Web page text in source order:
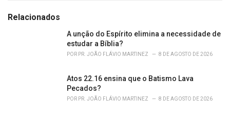
e
Relacionados
A unção do Espírito elimina a necessidade de
estudar a Bíblia?
POR PR. JOÃO FLÁVIO MARTINEZ 8 DE AGOSTO DE 2026
Atos 22.16 ensina que o Batismo Lava
Pecados?
POR PR. JOÃO FLÁVIO MARTINEZ 8 DE AGOSTO DE 2026